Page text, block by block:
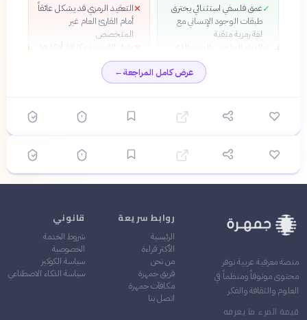
✓عمق فلسفي استثنائي يخترق
طبقات الوجود الإنساني مع
لغة رمزية متقنة
البناء الملحمي المميز الذي
يجمع بين الحوار الداخلي
والإشارات الأدبية الكبرى
التقنية الشعرية المتطورة في
النفسية المتنوعة
تجسيد ندّي للمعاناة
معنى الحياة والموت
✕التعقيد الرمزي قد يشكل عائقاً
أمام القارئ العام غير
المتخصص
✕ طول القصيدة وكثافة أفكارها
تستوجب قراءات متعددة
للإحاطة بدلالاتها الكاملةعرض كامل المراجعة← ؟ مرايا اختيار متعدد
الأدب العربي الحديث: التطور والتيارات الفكرية في
القرن العشرين
🎯
6سؤال 🔴 صعب ابدأ ←
منصة معرفية عربية توفر
محتوى موثوقاً ومنظماً في
العلوم والثقافة والفكر
قيمة المرء ما يعرفه
روابط سريعة
الرئيسية
الأكثر قراءة
من نحن
فريق جمهرة
مكافآت جمهرة
اتصل بنا
قانوني
شروط الخدمة
الخصوصية
سياسة الكوكيز
سياسة الذكاء الاصطناعي